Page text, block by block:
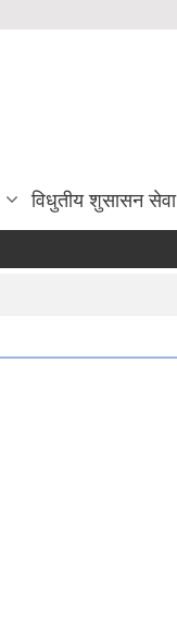
विधुतीय शुसासन सेवा